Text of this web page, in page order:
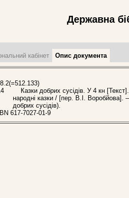
Державна
кабінет Опис документа
Казки добрих сусідів. У 4 кн
народні казки / [пер. В.І.
добрих сусідів).
617-7027-01-9